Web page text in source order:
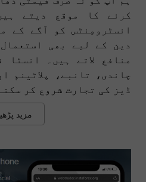
کرنے کا موقع دیتے
انسٹرومِنٹس کو آگے کے
دین کے لیے بھی
منافع لاتے ہیں۔
چاندی، تانبے، پلاٹینم
ڈیز کی تجارت شروع کر
مزید